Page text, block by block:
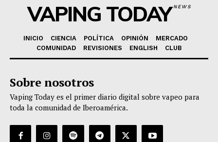
VAPING TODAYNEWS
INICIO CIENCIA POLÍTICA OPINIÓN
MERCADO
COMUNIDAD
REVISIONES ENGLISH CLUB
Sobre nosotros
Vaping Today es el primer diario digital sobre vapeo para
toda la comunidad de Iberoamérica.